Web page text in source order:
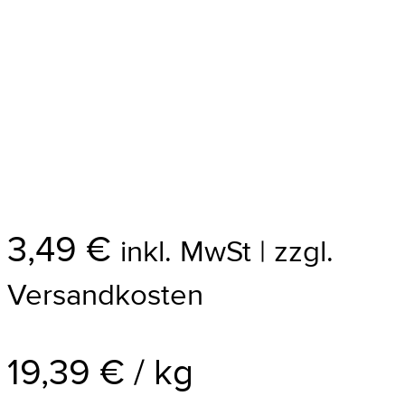
3,49 € inkl. MwSt | zzgl.
Versandkosten
19,39 € / kg